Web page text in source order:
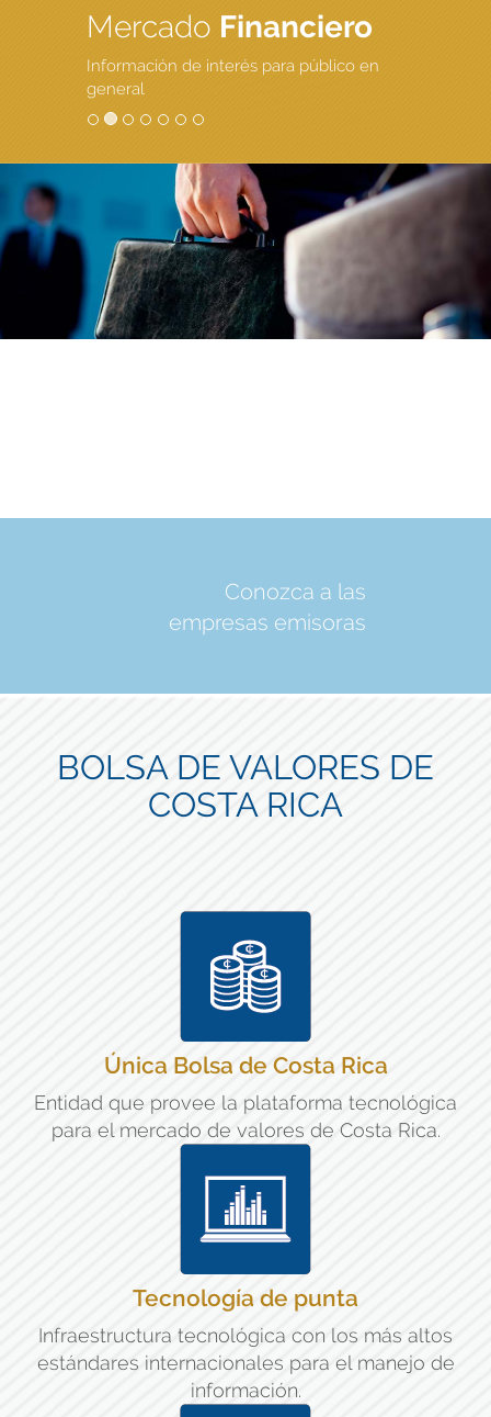
Mercado Financiero
Información de interés para público en
general
Conozca a las
empresas emisoras
BOLSA DE VALORES DE
COSTA RICA
Única Bolsa de Costa Rica
Entidad que provee la plataforma tecnológica
para el mercado de valores de Costa Rica.
Tecnología de punta
Infraestructura tecnológica con los más altos
estándares internacionales para el manejo de
información.